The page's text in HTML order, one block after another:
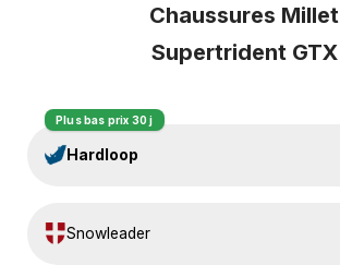
Chaussures Millet
Supertrident GTX
Hardloop
Plus bas prix 30 j
Snowleader